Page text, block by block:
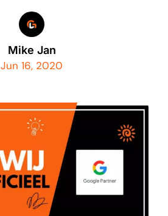
Blog
Mike Jan
Jun 16, 2020